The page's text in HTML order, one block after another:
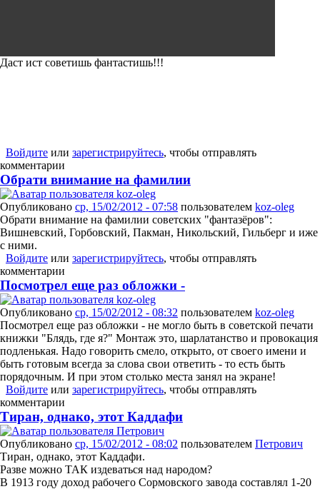
Даст ист советишь фантастишь!!!
Войдите или зарегистрируйтесь, чтобы отправлять
комментарии
Обрати внимание на фамилии
Опубликовано ср, 15/02/2012 - 07:58 пользователем koz-oleg
Обрати внимание на фамилии советских "фантазёров":
Вишневский, Горбовский, Пакман, Никольский, Гильберг и иже
с ними.
Войдите или зарегистрируйтесь, чтобы отправлять
комментарии
Посмотрел еще раз обложки -
Опубликовано ср, 15/02/2012 - 08:32 пользователем koz-oleg
Посмотрел еще раз обложки - не могло быть в советской печати
книжки "Блядь, где я?" Монтаж это, шарлатанство и провокация
подленькая. Надо говорить смело, открыто, от своего имени и
быть готовым всегда за слова свои ответить - то есть быть
порядочным. И при этом столько места занял на экране!
Войдите или зарегистрируйтесь, чтобы отправлять
комментарии
Тиран, однако, этот Каддафи
Опубликовано ср, 15/02/2012 - 08:02 пользователем Петрович
Тиран, однако, этот Каддафи.
Разве можно ТАК издеваться над народом?
В 1913 году доход рабочего Сормовского завода составлял 1-20